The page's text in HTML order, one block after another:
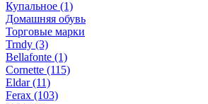
Купальное (1)
Домашняя обувь
Торговые марки
Trndy (3)
Bellafonte (1)
Cornette (115)
Eldar (11)
Ferax (103)